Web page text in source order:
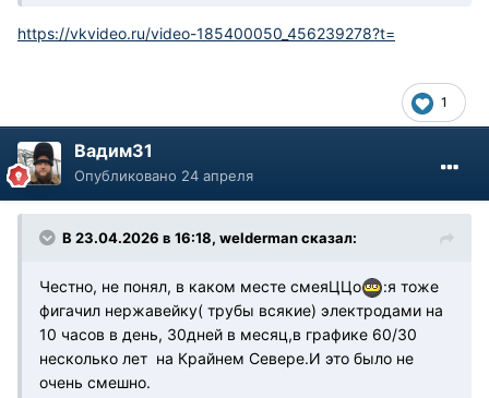
https://vkvideo.ru/video-185400050_456239278?t=
1
Вадим31
Опубликовано 24 апреля
В 23.04.2026 в 16:18, weldermanсказал:
Честно, не понял, в каком месте смеяЦЦо
:я тоже
фигачил нержавейку( трубы всякие) электродами на
10 часов в день, 30дней в месяц,в графике 60/30
несколько лет на Крайнем Севере.И это было не
очень смешно.